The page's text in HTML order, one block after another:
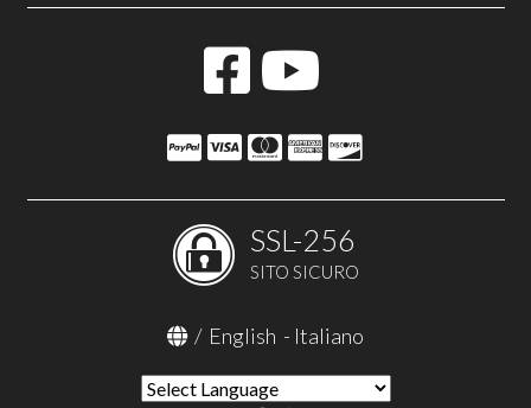
SSL-256
SITO SICURO
/ English - Italiano